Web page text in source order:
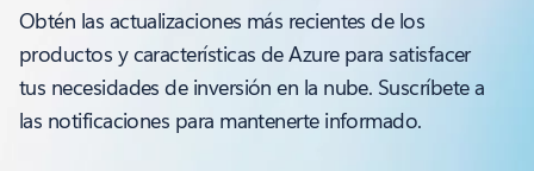
Obtén las actualizaciones más recientes de los
productos y características de Azure para satisfacer
tus necesidades de inversión en la nube. Suscríbete a
las notificaciones para mantenerte informado.